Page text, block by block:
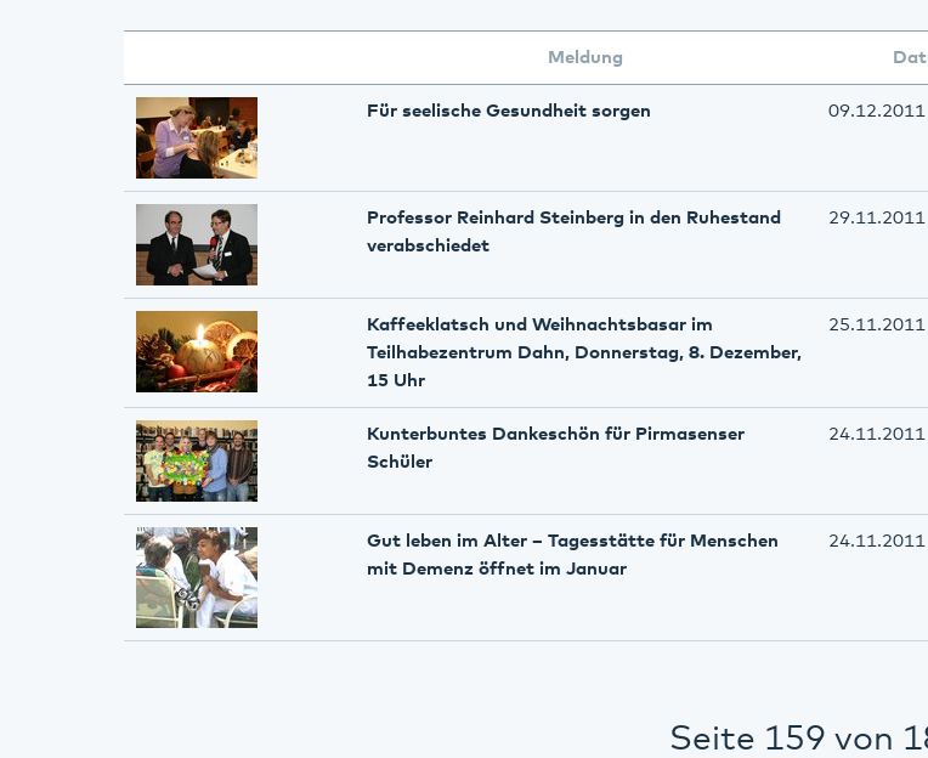
Meldung
Für seelische Gesundheit sorgen 09.12.2011
Professor Reinhard Steinberg in den Ruhestand
verabschiedet
29.11.2011
Kaffeeklatsch und Weihnachtsbasar im
Teilhabezentrum Dahn, Donnerstag, 8. Dezember,
15 Uhr
25.11.2011
Kunterbuntes Dankeschön für Pirmasenser
Schüler
24.11.2011
Gut leben im Alter – Tagesstätte für Menschen
mit Demenz öffnet im Januar
24.11.2011
Seite 159 von